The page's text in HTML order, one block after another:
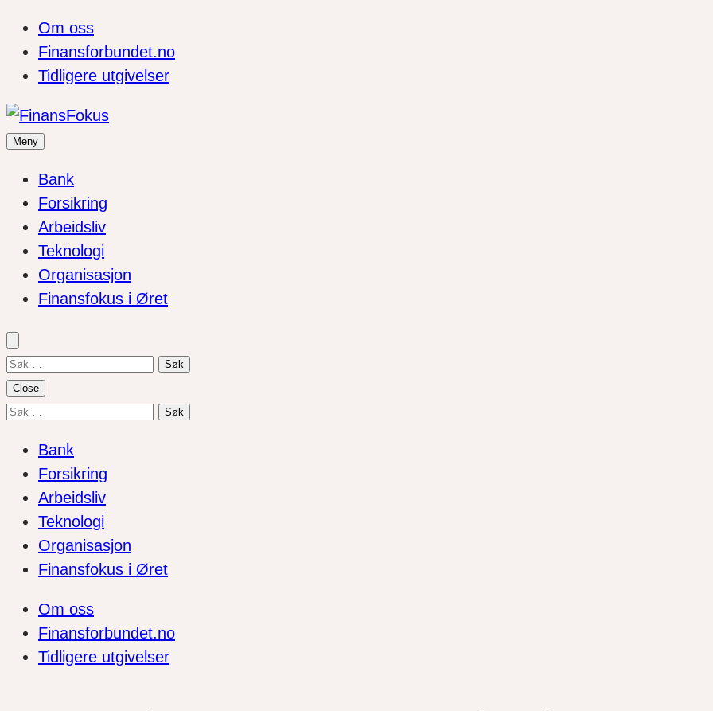
Om oss
Finansforbundet.no
Tidligere utgivelser
Meny
Bank
Forsikring
Arbeidsliv
Teknologi
Organisasjon
Finansfokus i Øret
Søk
etter:
Close
Søk
Bank
Forsikring
Arbeidsliv
Teknologi
Organisasjon
Finansfokus i Øret
Om oss
Finansforbundet.no
Tidligere utgivelser